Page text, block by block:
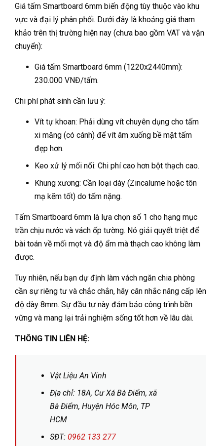
Giá tấm Smartboard 6mm biến động tùy thuộc vào khu
vực và đại lý phân phối. Dưới đây là khoảng giá tham
khảo trên thị trường hiện nay (chưa bao gồm VAT và vận
chuyển):
Giá tấm Smartboard 6mm (1220x2440mm):
230.000 VNĐ/tấm.
Chi phí phát sinh cần lưu ý:
Vít tự khoan: Phải dùng vít chuyên dụng cho tấm
xi măng (có cánh) để vít âm xuống bề mặt tấm
đẹp hơn.
Keo xử lý mối nối: Chi phí cao hơn bột thạch cao.
Khung xương: Cần loại dày (Zincalume hoặc tôn
mạ kẽm tốt) do tấm nặng.
Tấm Smartboard 6mm là lựa chọn số 1 cho hạng mục
trần chịu nước và vách ốp tường. Nó giải quyết triệt để
bài toán về mối mọt và độ ẩm mà thạch cao không làm
được.
Tuy nhiên, nếu bạn dự định làm vách ngăn chia phòng
cần sự riêng tư và chắc chắn, hãy cân nhắc nâng cấp lên
độ dày 8mm. Sự đầu tư này đảm bảo công trình bền
vững và mang lại trải nghiệm sống tốt hơn về lâu dài.
THÔNG TIN LIÊN HỆ:
Vật Liệu An Vinh
Địa chỉ: 18A, Cư Xá Bà Điểm, xã
Bà Điểm, Huyện Hóc Môn, TP
HCM
SĐT: 0962 133 277